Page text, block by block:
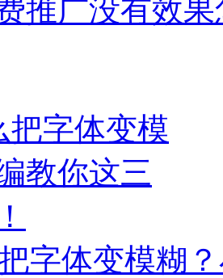
推广没有效
字体变模糊